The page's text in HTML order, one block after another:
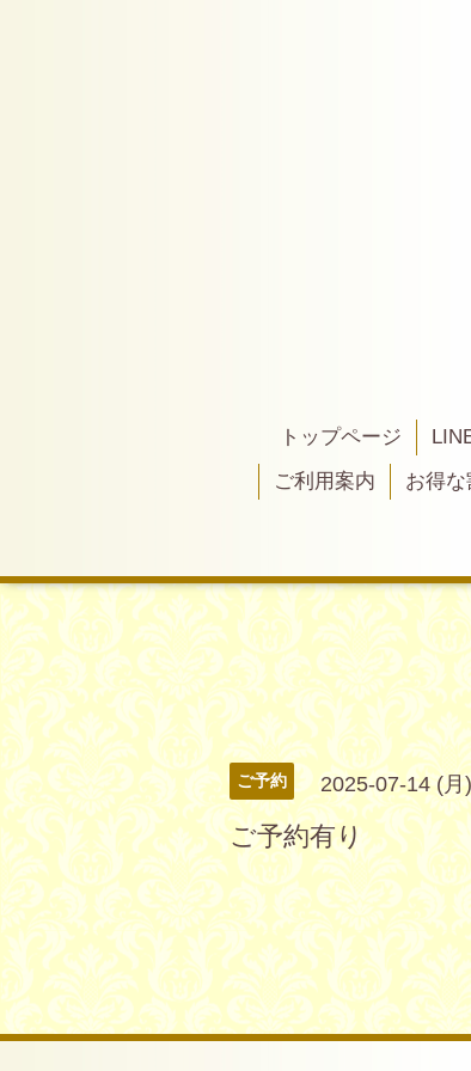
トップページ
ご利用案内
お得な
ご予約 2025-07-14 (月
ご予約有り